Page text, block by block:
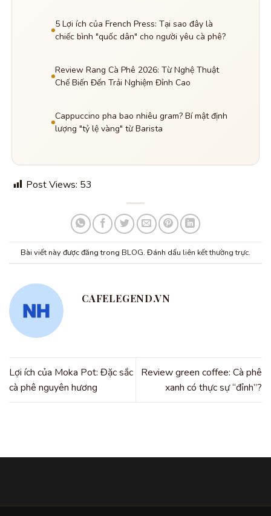
5 Lợi ích của French Press: Tại sao đây là
chiếc bình "quốc dân" cho người yêu cà phê?
Review Rang Cà Phê 2026: Từ Nghệ Thuật
Chế Biến Đến Trải Nghiệm Đỉnh Cao
Cappuccino pha bao nhiêu gram? Bí mật định
lượng "tỷ lệ vàng" từ Barista
Post Views: 53
Bài viết này được đăng trong BLOG. Đánh dấu liên kết thường trực.
CAFELEGEND.VN
Lợi ích của Moka Pot: Đặc sắc
cà phê nguyên hương
Review green coffee: Cà phê
xanh có thực sự “đỉnh”?